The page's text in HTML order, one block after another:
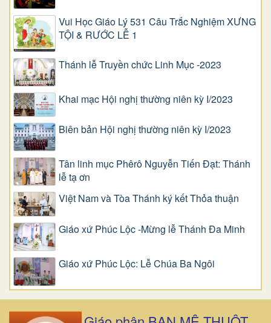
Vui Học Giáo Lý 531 Câu Trắc Nghiệm XƯNG
TỘI & RƯỚC LỄ 1
Thánh lễ Truyền chức Linh Mục -2023
Khai mạc Hội nghị thường niên kỳ I/2023
Biên bản Hội nghị thường niên kỳ I/2023
Tân linh mục Phêrô Nguyễn Tiến Đạt: Thánh
lễ tạ ơn
Việt Nam và Tòa Thánh ký kết Thỏa thuận
Giáo xứ Phúc Lộc -Mừng lễ Thánh Đa Minh
Giáo xứ Phúc Lộc: Lễ Chúa Ba Ngôi